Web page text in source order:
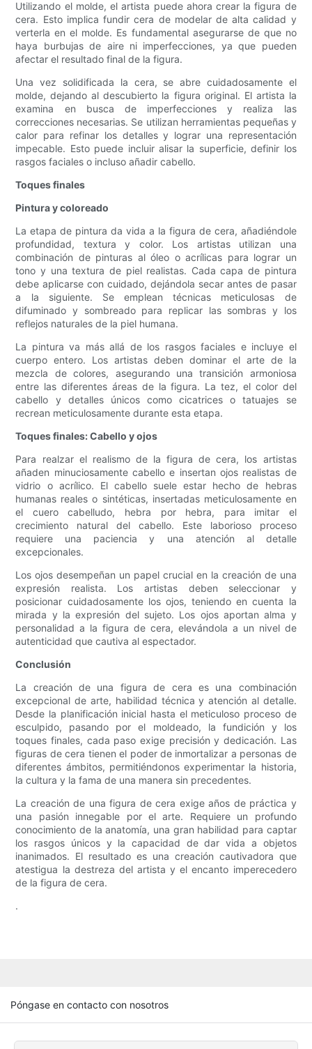
Utilizando el molde, el artista puede ahora crear la figura de
cera. Esto implica fundir cera de modelar de alta calidad y
verterla en el molde. Es fundamental asegurarse de que no
haya burbujas de aire ni imperfecciones, ya que pueden
afectar el resultado final de la figura.
Una vez solidificada la cera, se abre cuidadosamente el
molde, dejando al descubierto la figura original. El artista la
examina en busca de imperfecciones y realiza las
correcciones necesarias. Se utilizan herramientas pequeñas y
calor para refinar los detalles y lograr una representación
impecable. Esto puede incluir alisar la superficie, definir los
rasgos faciales o incluso añadir cabello.
Toques finales
Pintura y coloreado
La etapa de pintura da vida a la figura de cera, añadiéndole
profundidad, textura y color. Los artistas utilizan una
combinación de pinturas al óleo o acrílicas para lograr un
tono y una textura de piel realistas. Cada capa de pintura
debe aplicarse con cuidado, dejándola secar antes de pasar
a la siguiente. Se emplean técnicas meticulosas de
difuminado y sombreado para replicar las sombras y los
reflejos naturales de la piel humana.
La pintura va más allá de los rasgos faciales e incluye el
cuerpo entero. Los artistas deben dominar el arte de la
mezcla de colores, asegurando una transición armoniosa
entre las diferentes áreas de la figura. La tez, el color del
cabello y detalles únicos como cicatrices o tatuajes se
recrean meticulosamente durante esta etapa.
Toques finales: Cabello y ojos
Para realzar el realismo de la figura de cera, los artistas
añaden minuciosamente cabello e insertan ojos realistas de
vidrio o acrílico. El cabello suele estar hecho de hebras
humanas reales o sintéticas, insertadas meticulosamente en
el cuero cabelludo, hebra por hebra, para imitar el
crecimiento natural del cabello. Este laborioso proceso
requiere una paciencia y una atención al detalle
excepcionales.
Los ojos desempeñan un papel crucial en la creación de una
expresión realista. Los artistas deben seleccionar y
posicionar cuidadosamente los ojos, teniendo en cuenta la
mirada y la expresión del sujeto. Los ojos aportan alma y
personalidad a la figura de cera, elevándola a un nivel de
autenticidad que cautiva al espectador.
Conclusión
La creación de una figura de cera es una combinación
excepcional de arte, habilidad técnica y atención al detalle.
Desde la planificación inicial hasta el meticuloso proceso de
esculpido, pasando por el moldeado, la fundición y los
toques finales, cada paso exige precisión y dedicación. Las
figuras de cera tienen el poder de inmortalizar a personas de
diferentes ámbitos, permitiéndonos experimentar la historia,
la cultura y la fama de una manera sin precedentes.
La creación de una figura de cera exige años de práctica y
una pasión innegable por el arte. Requiere un profundo
conocimiento de la anatomía, una gran habilidad para captar
los rasgos únicos y la capacidad de dar vida a objetos
inanimados. El resultado es una creación cautivadora que
atestigua la destreza del artista y el encanto imperecedero
de la figura de cera.
.
Póngase en contacto con nosotros